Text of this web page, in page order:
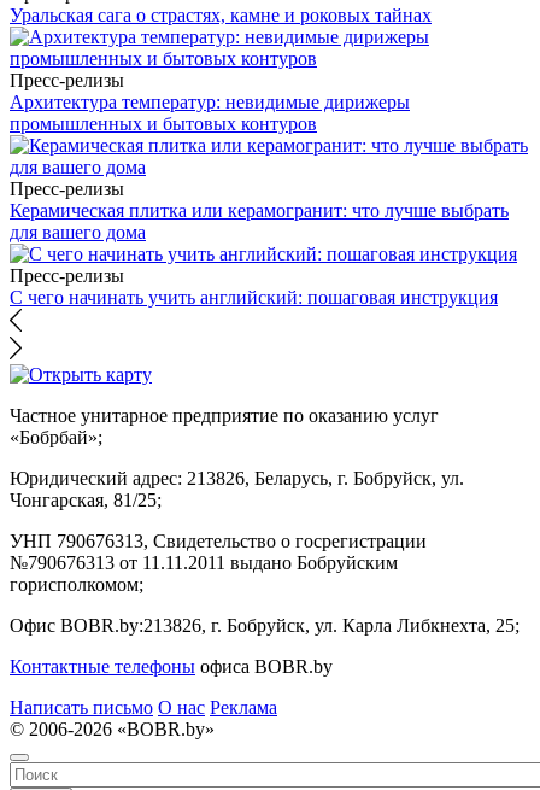
Уральская сага о страстях, камне и роковых тайнах
Пресс-релизы
Архитектура температур: невидимые дирижеры
промышленных и бытовых контуров
Пресс-релизы
Керамическая плитка или керамогранит: что лучше выбрать
для вашего дома
Пресс-релизы
С чего начинать учить английский: пошаговая инструкция
Частное унитарное предприятие по оказанию услуг
«Бобрбай»;
Юридический адрес: 213826, Беларусь, г. Бобруйск, ул.
Чонгарская, 81/25;
УНП 790676313, Свидетельство о госрегистрации
№790676313 от 11.11.2011 выдано Бобруйским
горисполкомом;
Офис BOBR.by:213826, г. Бобруйск, ул. Карла Либкнехта, 25;
Контактные телефоны офиса BOBR.by
Написать письмо О нас Реклама
© 2006-2026 «BOBR.by»